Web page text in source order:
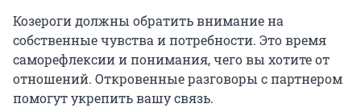
Козероги должны обратить внимание на
собственные чувства и потребности. Это время
саморефлексии и понимания, чего вы хотите от
отношений. Откровенные разговоры с партнером
помогут укрепить вашу связь.